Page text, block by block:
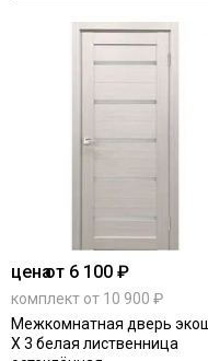
ценаот 6 100 ₽
комплект от 10 900 ₽
Межкомнатная дверь
Х 3 белая лиственница